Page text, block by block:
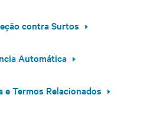
contra Surtos
Automática
e Termos Relacionados